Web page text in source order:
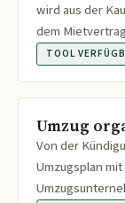
wird aus der
dem
TOOL
Umzug
Von der
Umzugsplan